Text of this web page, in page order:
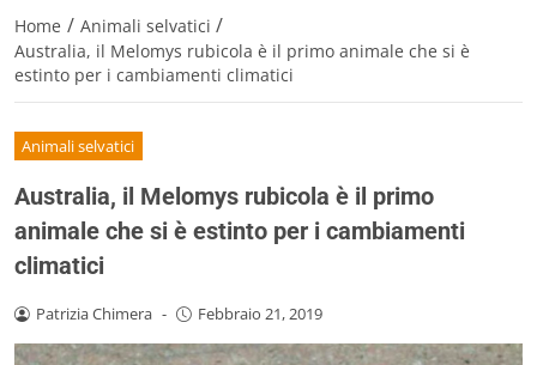
Home / Animali selvatici /
Australia, il Melomys rubicola è il primo animale che si è
estinto per i cambiamenti climatici
Animali selvatici
Australia, il Melomys rubicola è il primo
animale che si è estinto per i cambiamenti
climatici
Patrizia Chimera - Febbraio 21, 2019